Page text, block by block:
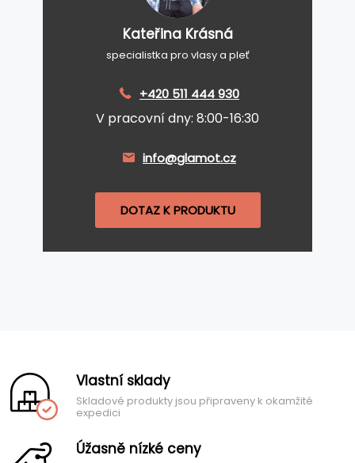
Kateřina Krásná
specialistka pro vlasy a pleť
+420 511 444 930
V pracovní dny: 8:00-16:30
info@glamot.cz
DOTAZ K PRODUKTU
Vlastní sklady
Skladové produkty jsou připraveny k okamžité
expedici
Úžasně nízké ceny